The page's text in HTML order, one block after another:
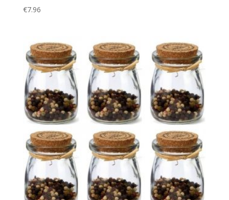
€7.96